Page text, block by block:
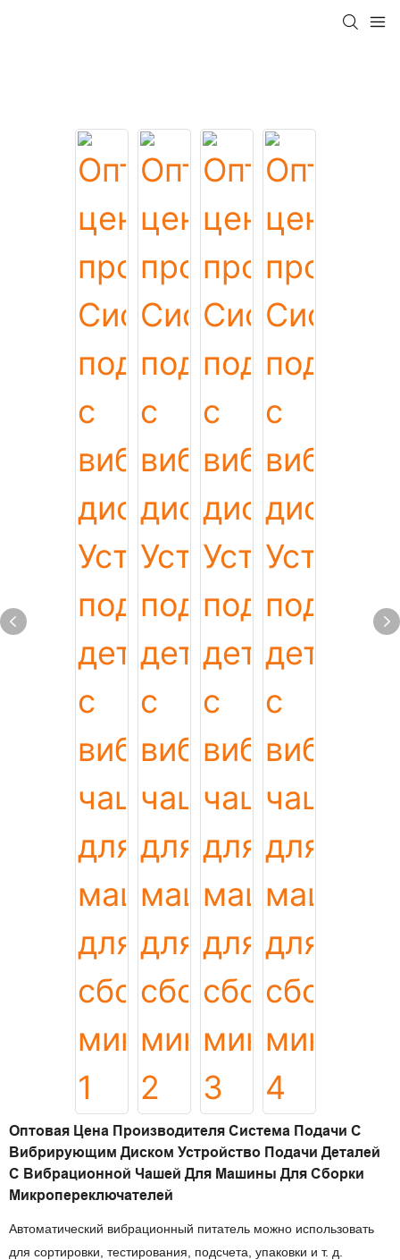
Оптовая Цена Производителя Система Подачи С
Вибрирующим Диском Устройство Подачи Деталей
С Вибрационной Чашей Для Машины Для Сборки
Микропереключателей
Автоматический вибрационный питатель можно использовать
для сортировки, тестирования, подсчета, упаковки и т. д.